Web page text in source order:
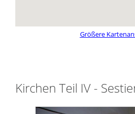
Größere
Kirchen Teil IV -